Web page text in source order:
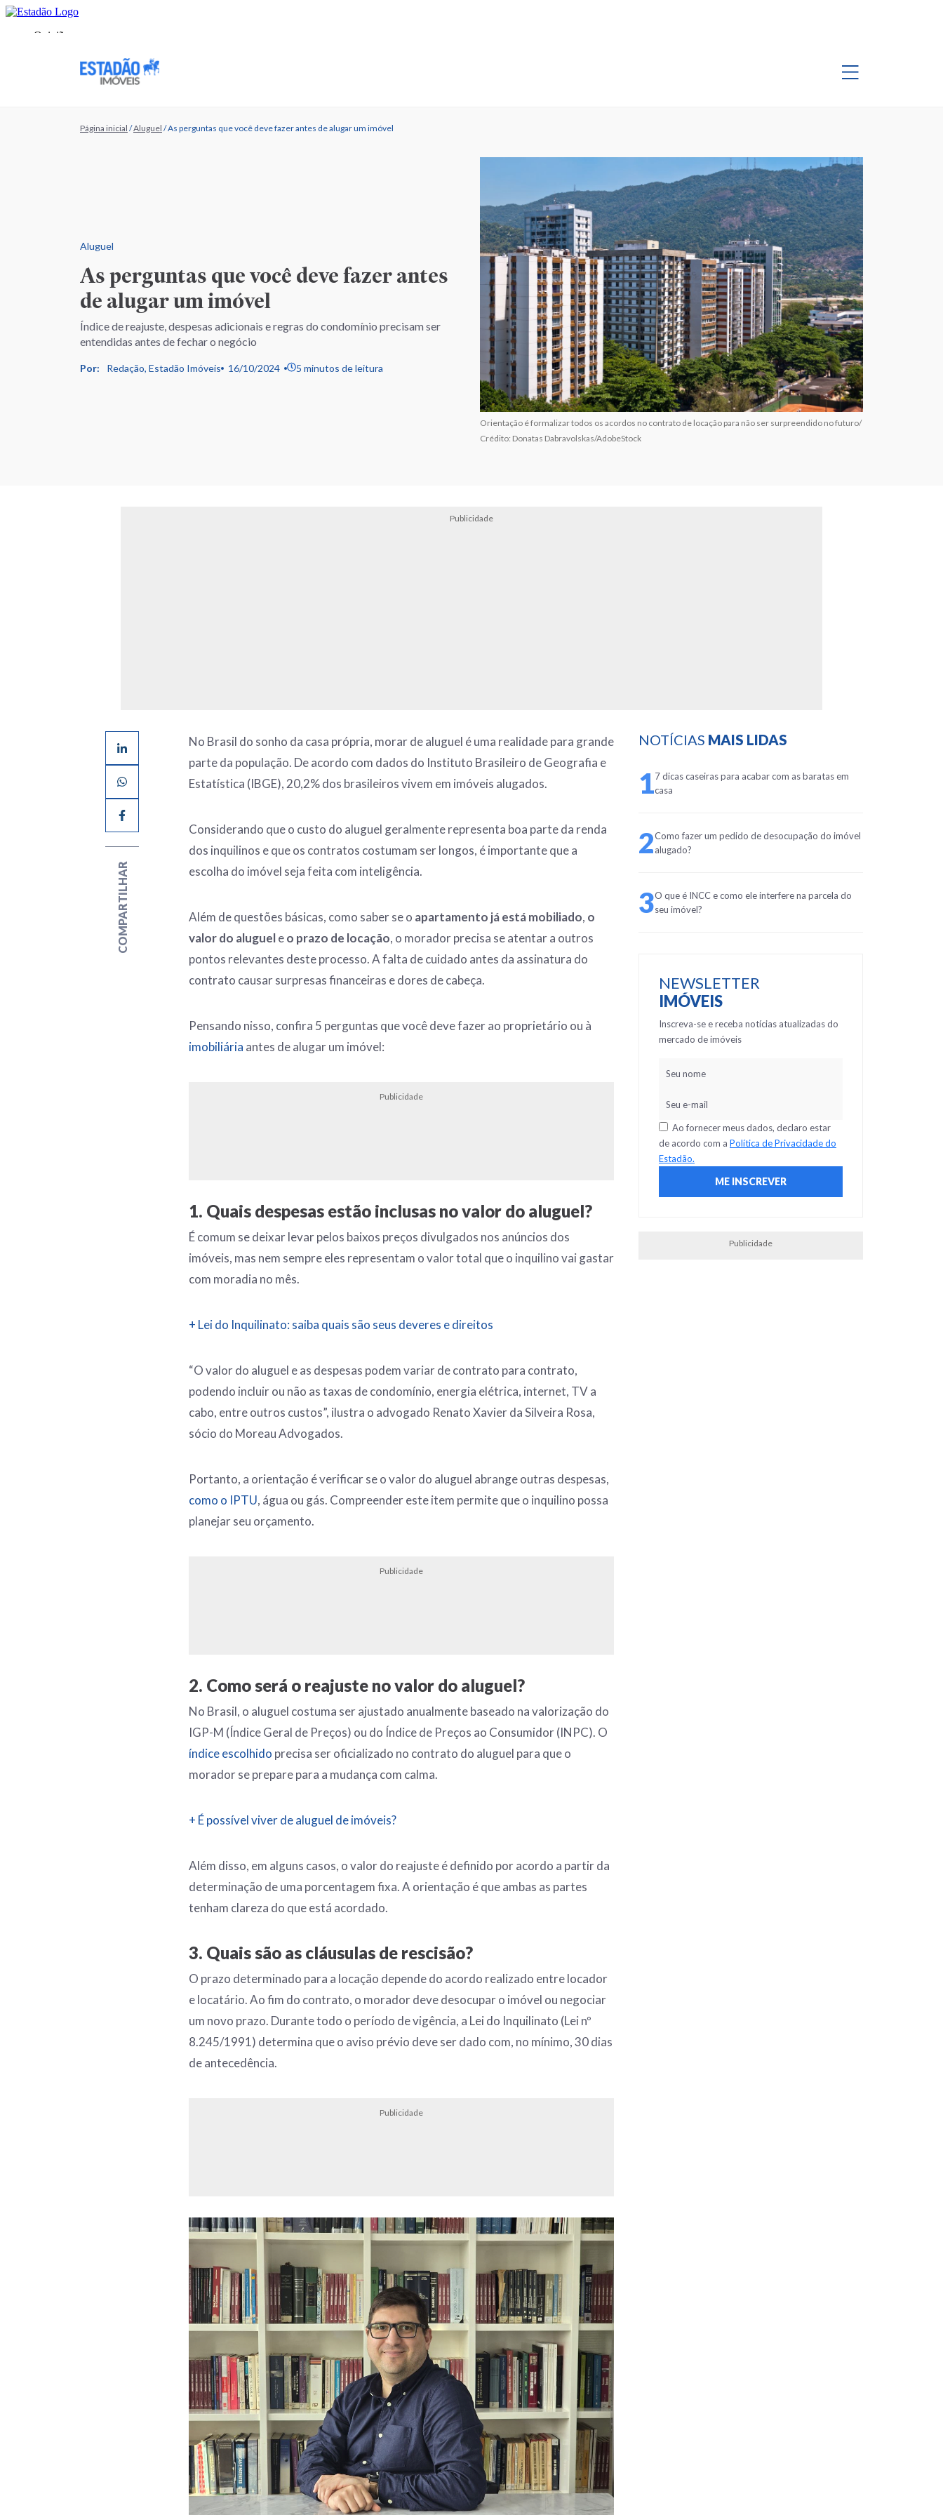
Página inicial /Aluguel /As perguntas que você deve fazer antes de alugar um imóvel
Aluguel
As perguntas que você deve fazer antes
de alugar um imóvel
Índice de reajuste, despesas adicionais e regras do condomínio precisam ser
entendidas antes de fechar o negócio
Por: Redação, Estadão Imóveis 16/10/2024 5 minutos de leitura
Orientação é formalizar todos os acordos no contrato de locação para não ser surpreendido no futuro/
Crédito: Donatas Dabravolskas/AdobeStock
Publicidade
COMPARTILHAR
No Brasil do sonho da casa própria, morar de aluguel é uma realidade para grande
parte da população. De acordo com dados do Instituto Brasileiro de Geografia e
Estatística (IBGE), 20,2% dos brasileiros vivem em imóveis alugados.
Considerando que o custo do aluguel geralmente representa boa parte da renda
dos inquilinos e que os contratos costumam ser longos, é importante que a
escolha do imóvel seja feita com inteligência.
Além de questões básicas, como saber se o apartamento já está mobiliado, o
valor do alugueleo prazo de locação, o morador precisa se atentar a outros
pontos relevantes deste processo. A falta de cuidado antes da assinatura do
contrato causar surpresas financeiras e dores de cabeça.
Pensando nisso, confira 5 perguntas que você deve fazer ao proprietário ou à
imobiliária antes de alugar um imóvel:
Publicidade
1. Quais despesas estão inclusas no valor do aluguel?
É comum se deixar levar pelos baixos preços divulgados nos anúncios dos
imóveis, mas nem sempre eles representam o valor total que o inquilino vai gastar
com moradia no mês.
+ Lei do Inquilinato: saiba quais são seus deveres e direitos
“O valor do aluguel e as despesas podem variar de contrato para contrato,
podendo incluir ou não as taxas de condomínio, energia elétrica, internet, TV a
cabo, entre outros custos”, ilustra o advogado Renato Xavier da Silveira Rosa,
sócio do Moreau Advogados.
Portanto, a orientação é verificar se o valor do aluguel abrange outras despesas,
como o IPTU, água ou gás. Compreender este item permite que o inquilino possa
planejar seu orçamento.
Publicidade
2. Como será o reajuste no valor do aluguel?
No Brasil, o aluguel costuma ser ajustado anualmente baseado na valorização do
IGP-M (Índice Geral de Preços) ou do Índice de Preços ao Consumidor (INPC). O
índice escolhido precisa ser oficializado no contrato do aluguel para que o
morador se prepare para a mudança com calma.
+ É possível viver de aluguel de imóveis?
Além disso, em alguns casos, o valor do reajuste é definido por acordo a partir da
determinação de uma porcentagem fixa. A orientação é que ambas as partes
tenham clareza do que está acordado.
3. Quais são as cláusulas de rescisão?
O prazo determinado para a locação depende do acordo realizado entre locador
e locatário. Ao fim do contrato, o morador deve desocupar o imóvel ou negociar
um novo prazo. Durante todo o período de vigência, a Lei do Inquilinato (Lei nº
8.245/1991) determina que o aviso prévio deve ser dado com, no mínimo, 30 dias
de antecedência.
Publicidade
NOTÍCIAS MAIS LIDAS
17 dicas caseiras para acabar com as baratas em
casa
2Como fazer um pedido de desocupação do imóvel
alugado?
3O que é INCC e como ele interfere na parcela do
seu imóvel?
NEWSLETTER
IMÓVEIS
Inscreva-se e receba notícias atualizadas do
mercado de imóveis
Ao fornecer meus dados, declaro estar
de acordo com a Política de Privacidade do
Estadão.
Publicidade